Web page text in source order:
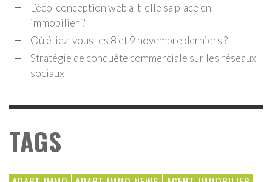
L’éco-conception web a-t-elle sa place en
immobilier ?
Où étiez-vous les 8 et 9 novembre derniers ?
Stratégie de conquête commerciale sur les réseaux
sociaux
TAGS